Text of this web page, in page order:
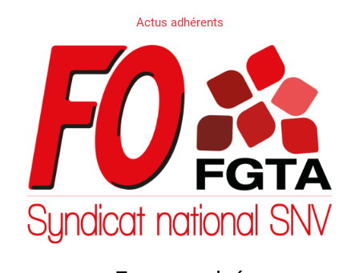
Actus adhérents